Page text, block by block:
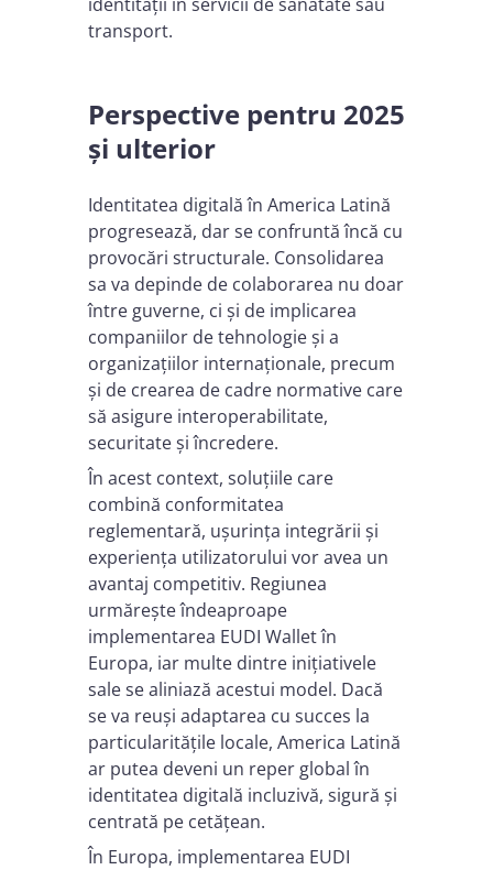
transport.
Perspective pentru 2025
și ulterior
Identitatea digitală în America Latină
progresează, dar se confruntă încă cu
provocări structurale. Consolidarea
sa va depinde de colaborarea nu doar
între guverne, ci și de implicarea
companiilor de tehnologie și a
organizațiilor internaționale, precum
și de crearea de cadre normative care
să asigure interoperabilitate,
securitate și încredere.
În acest context, soluțiile care
combină conformitatea
reglementară, ușurința integrării și
experiența utilizatorului vor avea un
avantaj competitiv. Regiunea
urmărește îndeaproape
implementarea EUDI Wallet în
Europa, iar multe dintre inițiativele
sale se aliniază acestui model. Dacă
se va reuși adaptarea cu succes la
particularitățile locale, America Latină
ar putea deveni un reper global în
identitatea digitală incluzivă, sigură și
centrată pe cetățean.
În Europa, implementarea EUDI